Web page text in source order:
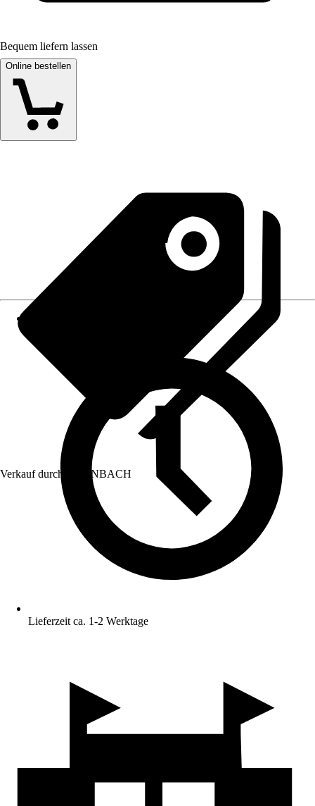
Bequem liefern lassen
Online bestellen
Verkauf durch: HORNBACH
Lieferzeit ca. 1-2 Werktage